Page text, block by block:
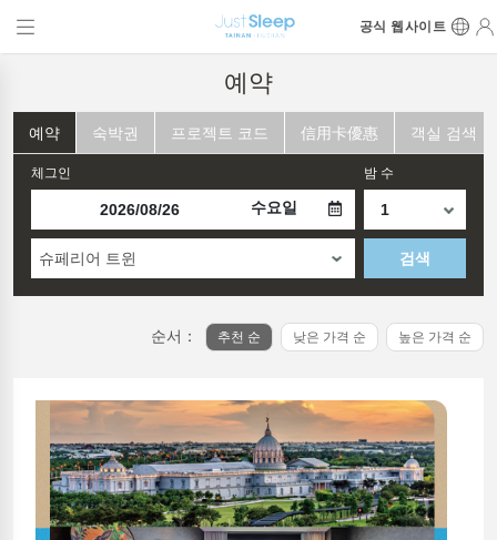
공식 웹사이트
예약
예약 숙박권 프로젝트 코드 信用卡優惠 객실 검색
체그인
수요일
밤 수
슈페리어 트윈 검색
순서： 추천 순 낮은 가격 순 높은 가격 순